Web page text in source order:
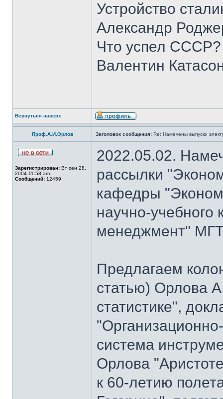
Устройство
Александр
Что успел СССР?
Валентин
Вернуться наверх
Проф.А.И.Орлов Заголовок сообщения: Re: Намечены выпуски
Зарегистрирован: Вт сен 28,
2004 11:58 am
Сообщений: 12459
2022.05.02.
рассылки
кафедры
научно-
менеджмент"
Предлагаем
статью) Орлова
статистике",
система
Орлова
к 60-летию